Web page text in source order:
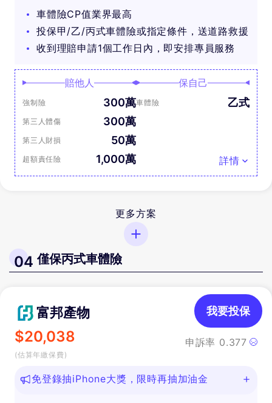
車體險CP值業界最高
投保甲/乙/丙式車體險或指定條件，送道路救援
收到理賠申請1個工作日內，即安排專員服務
賠他人
強制險 300萬
第三人體傷 300萬
第三人財損 50萬
超額責任險 1,000萬
保自己
車體險 乙式
詳情
更多方案
04 僅保丙式車體險
富邦產物
$20,038
(估算年繳保費)
申訴率 0.377
我要投保
免登錄抽iPhone大獎，限時再抽加油金